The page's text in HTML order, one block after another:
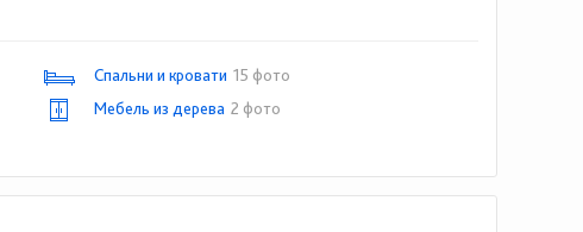
Спальни и кровати 15 фото
Мебель из дерева 2 фото